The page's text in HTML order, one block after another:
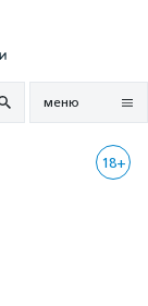
меню
18+